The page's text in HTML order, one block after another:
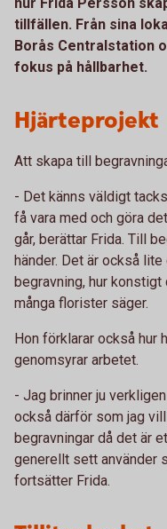
tillfällen. Från sina
Borås Centralstation
fokus på hållbarhet.
Hjärteprojekt
Att skapa till
- Det känns väldigt
få vara med och göra
går, berättar Frida. Till
händer. Det är också
begravning, hur
många florister säger.
Hon förklarar också hur
genomsyrar arbetet.
- Jag brinner ju
också därför som jag
begravningar då det är
generellt sett använder
fortsätter Frida.